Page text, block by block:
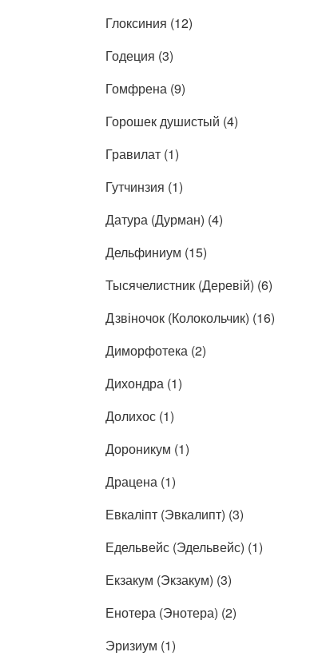
Глоксиния (12)
Годеция (3)
Гомфрена (9)
Горошек душистый (4)
Гравилат (1)
Гутчинзия (1)
Датура (Дурман) (4)
Дельфиниум (15)
Тысячелистник (Деревій) (6)
Дзвіночок (Колокольчик) (16)
Диморфотека (2)
Дихондра (1)
Долихос (1)
Дороникум (1)
Драцена (1)
Евкаліпт (Эвкалипт) (3)
Едельвейс (Эдельвейс) (1)
Екзакум (Экзакум) (3)
Енотера (Энотера) (2)
Эризиум (1)